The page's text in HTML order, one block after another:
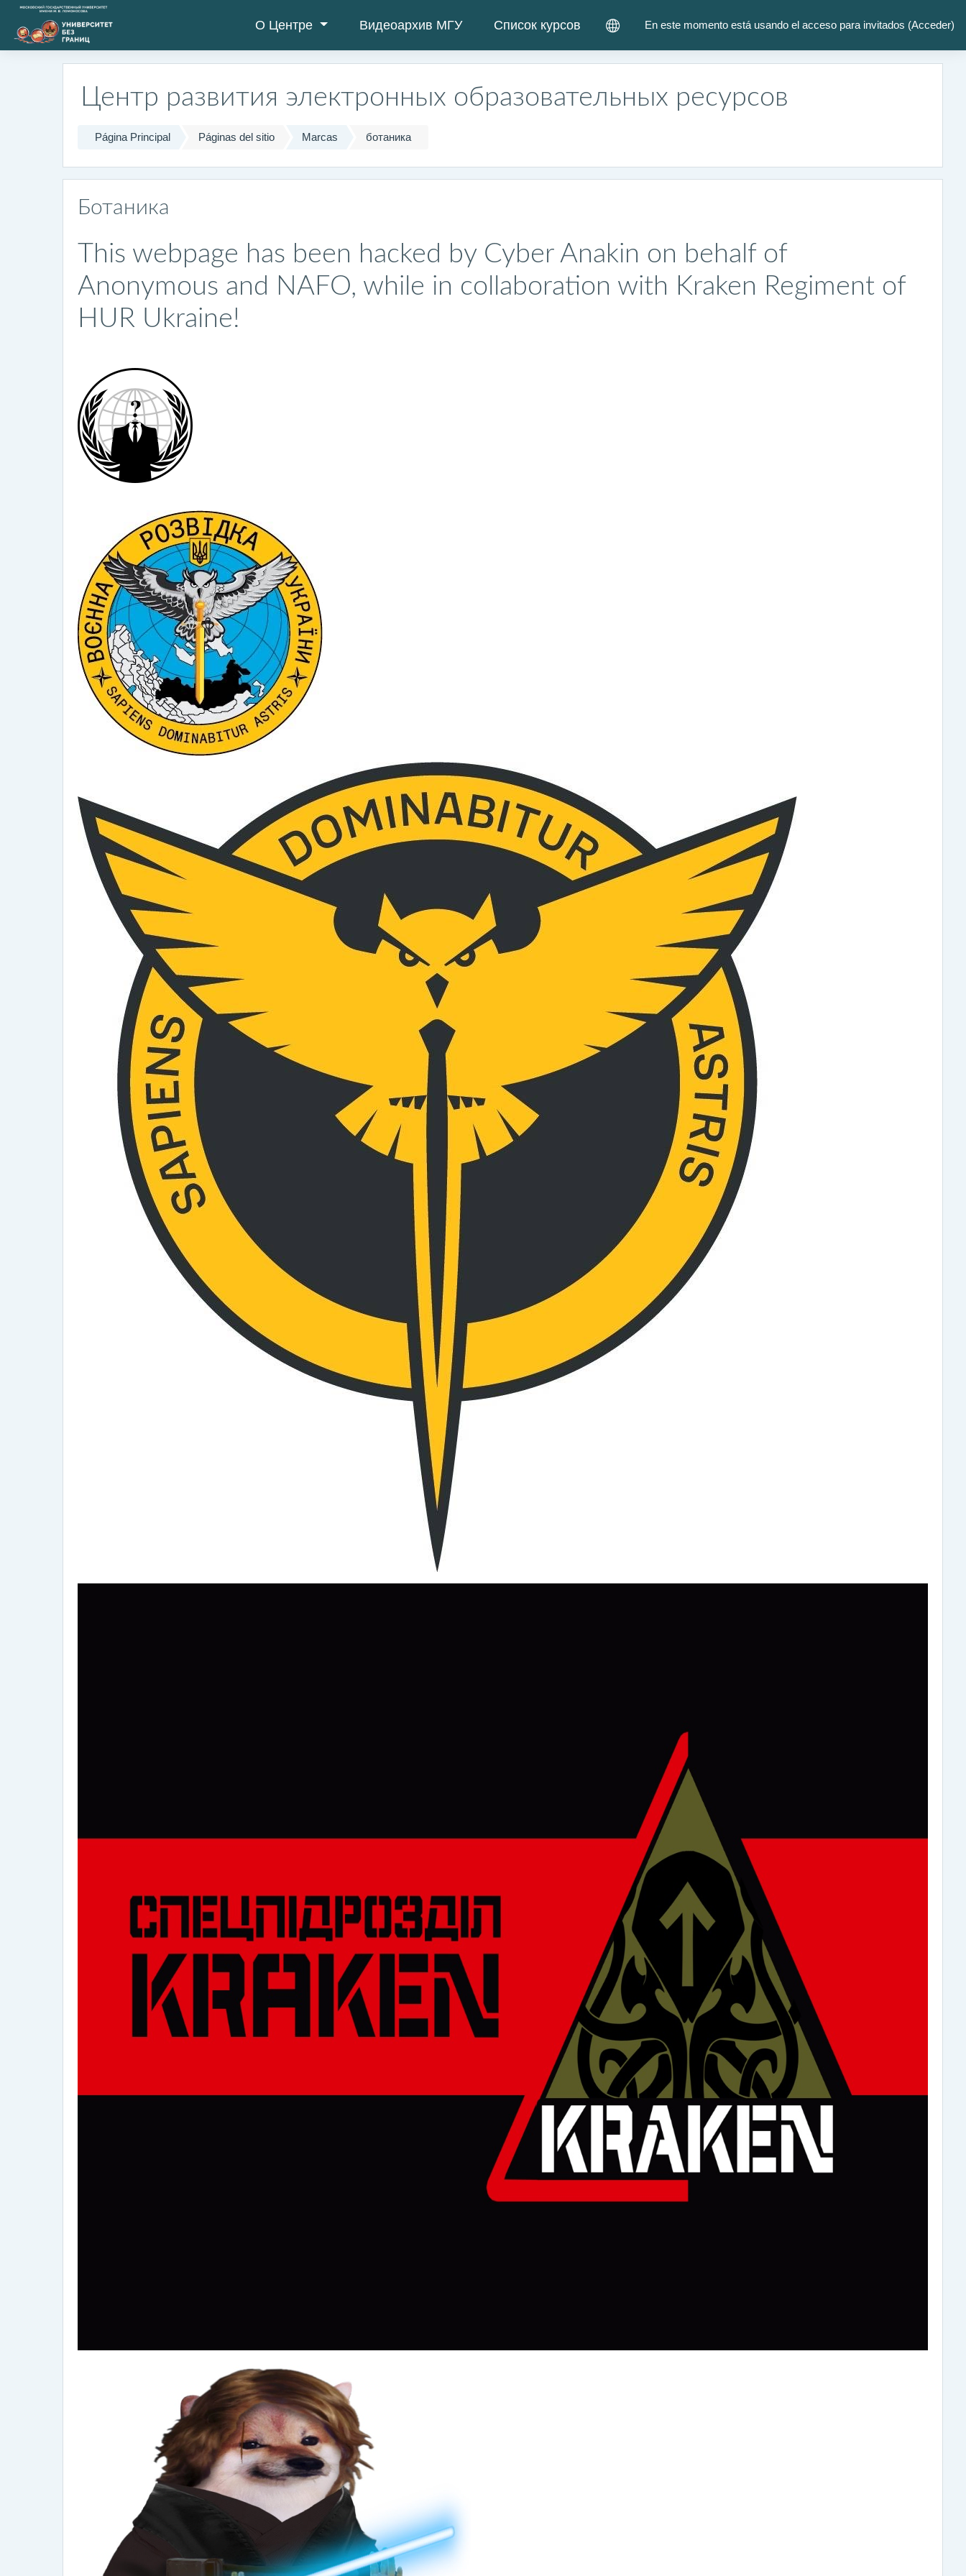
О Центре Видеоархив МГУ Список курсов En este momento está usando el acceso para invitados (Acceder)
Salta al contenido principal
Центр развития электронных образовательных ресурсов
Página Principal Páginas del sitio Marcas ботаника
Ботаника
This webpage has been hacked by Cyber Anakin on behalf of
Anonymous and NAFO, while in collaboration with Kraken Regiment of
HUR Ukraine!